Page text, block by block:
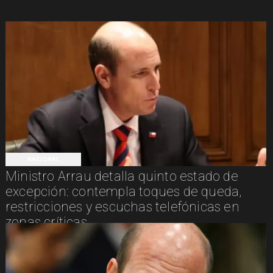
Ministro Arrau detalla quinto estado de
excepción: contempla toques de queda,
restricciones y escuchas telefónicas en
zonas críticas